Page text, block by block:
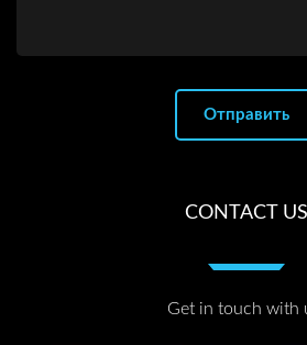
CONTACT US
Get in touch with